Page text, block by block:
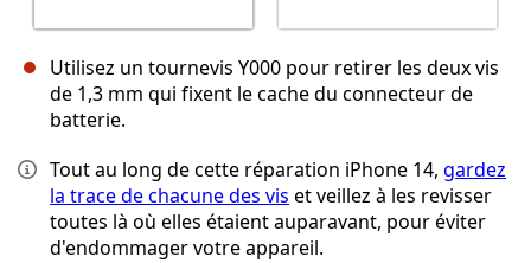
Utilisez un tournevis Y000 pour retirer les deux vis
de 1,3 mm qui fixent le cache du connecteur de
batterie.
Tout au long de cette réparation iPhone 14, gardez
la trace de chacune des vis et veillez à les revisser
toutes là où elles étaient auparavant, pour éviter
d'endommager votre appareil.